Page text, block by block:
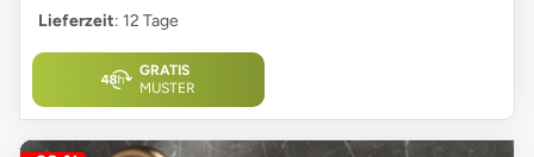
Lieferzeit: 12 Tage
GRATIS
MUSTER